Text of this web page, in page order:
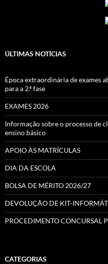
ÚLTIMAS NOTÍCIAS
Época extraordinária de exames
para a 2.ª fase
EXAMES 2026
Informação sobre o processo de
ensino básico
APOIO ÀS MATRÍCULAS
DIA DA ESCOLA
BOLSA DE MÉRITO 2026/27
DEVOLUÇÃO DE KIT-
PROCEDIMENTO CONCURSAL
CATEGORIAS